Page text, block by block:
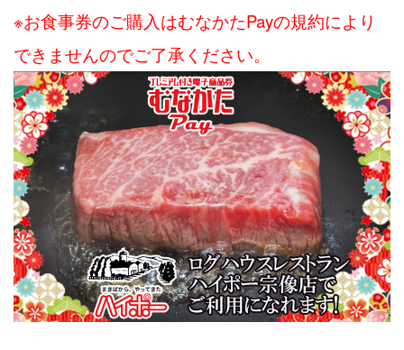
※お食事券のご購入はむなかたPayの規約により
できませんのでご了承ください。